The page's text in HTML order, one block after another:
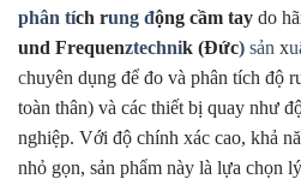
phân tích rung động cầm tay do
und Frequenztechnik (Đức) sản x
chuyên dụng để đo và phân tích độ
toàn thân) và các thiết bị quay như
nghiệp. Với độ chính xác cao, khả
nhỏ gọn, sản phẩm này là lựa chọn